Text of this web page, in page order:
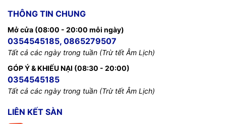
THÔNG TIN CHUNG
Mở cửa (08:00 - 20:00 mỗi ngày)
0354545185, 0865279507
Tất cả các ngày trong tuần (Trừ tết Âm Lịch)
GÓP Ý & KHIẾU NẠI (08:30 - 20:00)
0354545185
Tất cả các ngày trong tuần (Trừ tết Âm Lịch)
LIÊN KẾT SÀN